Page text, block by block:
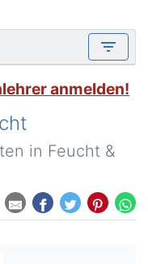
filter_list
anmelden!
in Feucht &